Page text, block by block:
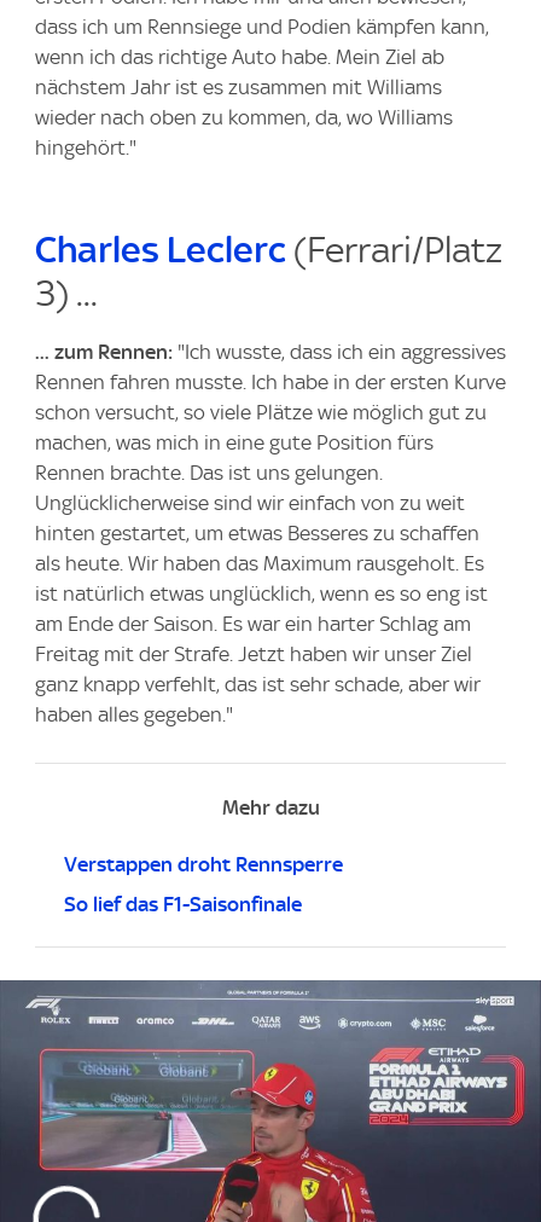
dass ich um Rennsiege und Podien kämpfen kann,
wenn ich das richtige Auto habe. Mein Ziel ab
nächstem Jahr ist es zusammen mit Williams
wieder nach oben zu kommen, da, wo Williams
hingehört."
Charles Leclerc (Ferrari/Platz
3) ...
... zum Rennen: "Ich wusste, dass ich ein aggressives
Rennen fahren musste. Ich habe in der ersten Kurve
schon versucht, so viele Plätze wie möglich gut zu
machen, was mich in eine gute Position fürs
Rennen brachte. Das ist uns gelungen.
Unglücklicherweise sind wir einfach von zu weit
hinten gestartet, um etwas Besseres zu schaffen
als heute. Wir haben das Maximum rausgeholt. Es
ist natürlich etwas unglücklich, wenn es so eng ist
am Ende der Saison. Es war ein harter Schlag am
Freitag mit der Strafe. Jetzt haben wir unser Ziel
ganz knapp verfehlt, das ist sehr schade, aber wir
haben alles gegeben."
Mehr dazu
Verstappen droht Rennsperre
So lief das F1-Saisonfinale